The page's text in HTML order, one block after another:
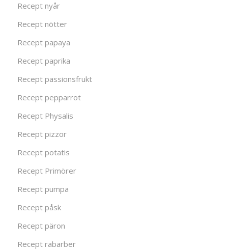
Recept nyår
Recept nötter
Recept papaya
Recept paprika
Recept passionsfrukt
Recept pepparrot
Recept Physalis
Recept pizzor
Recept potatis
Recept Primörer
Recept pumpa
Recept påsk
Recept päron
Recept rabarber